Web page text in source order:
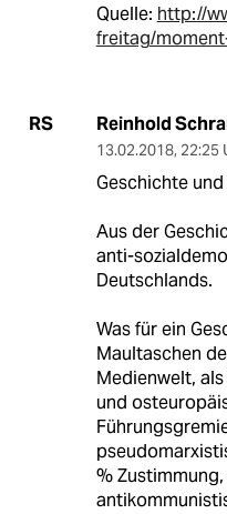
Quelle: http://
freitag/
RS Reinhold
13.02.2018, 22:25
Geschichte
Aus der
anti-
Deutschlands.
Was für ein
Maultaschen
Medienwelt,
und
%